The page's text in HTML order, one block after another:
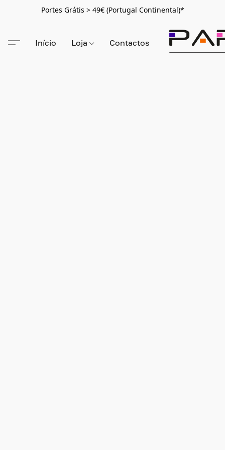
Portes Grátis > 49€ (Portugal Continental)*
Início Loja Contactos